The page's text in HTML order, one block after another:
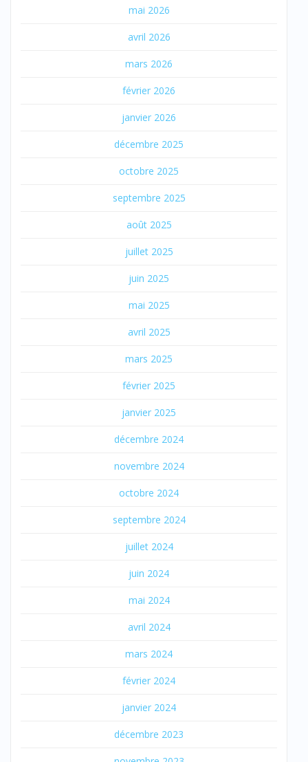
mai 2026
avril 2026
mars 2026
février 2026
janvier 2026
décembre 2025
octobre 2025
septembre 2025
août 2025
juillet 2025
juin 2025
mai 2025
avril 2025
mars 2025
février 2025
janvier 2025
décembre 2024
novembre 2024
octobre 2024
septembre 2024
juillet 2024
juin 2024
mai 2024
avril 2024
mars 2024
février 2024
janvier 2024
décembre 2023